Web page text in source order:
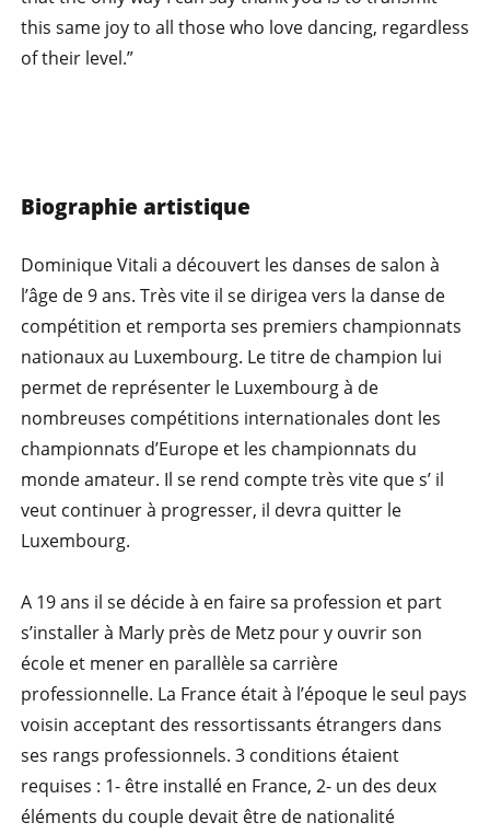
this same joy to all those who love dancing, regardless
of their level.”
Biographie artistique
Dominique Vitali a découvert les danses de salon à
l’âge de 9 ans. Très vite il se dirigea vers la danse de
compétition et remporta ses premiers championnats
nationaux au Luxembourg. Le titre de champion lui
permet de représenter le Luxembourg à de
nombreuses compétitions internationales dont les
championnats d’Europe et les championnats du
monde amateur. Il se rend compte très vite que s’ il
veut continuer à progresser, il devra quitter le
Luxembourg.
A 19 ans il se décide à en faire sa profession et part
s’installer à Marly près de Metz pour y ouvrir son
école et mener en parallèle sa carrière
professionnelle. La France était à l’époque le seul pays
voisin acceptant des ressortissants étrangers dans
ses rangs professionnels. 3 conditions étaient
requises : 1- être installé en France, 2- un des deux
éléments du couple devait être de nationalité